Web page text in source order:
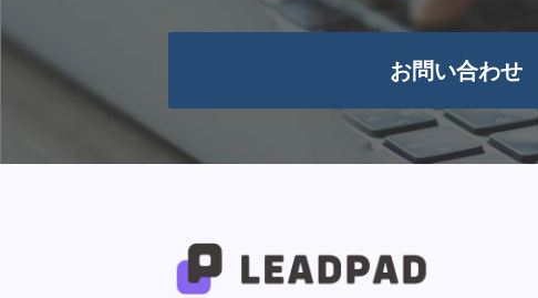
お問い合わせ